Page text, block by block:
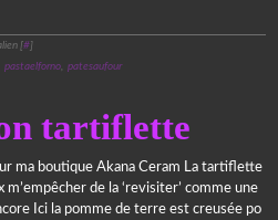
[#]
pastaelforno, patesaufour
tartiflette
ma boutique Akana Ceram La tartiflette
de la ‘revisiter’ comme une
Ici la pomme de terre est creusée po